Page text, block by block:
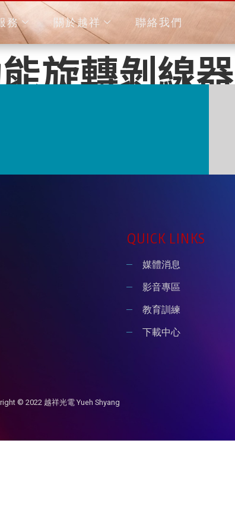
務 關於越祥 聯絡我們
旋轉剝線器
QUICK LINKS
媒體消息
影音專區
教育訓練
下載中心
© 2022 越祥光電 Yueh Shyang